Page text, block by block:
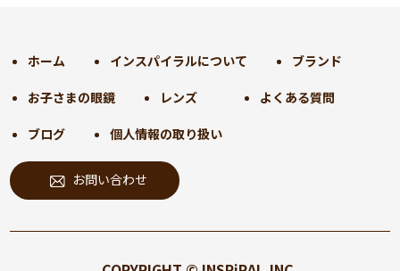
2024年9月(30)
2024年7月(31)
2024年6月(30)
2024年5月
2024年4月 (32)
2024年2月(31)
2024年1月(45)
ホーム インスパイラルについて ブランド
お子さまの眼鏡 レンズ よくある質問
ブログ 個人情報の取り扱い
お問い合わせ